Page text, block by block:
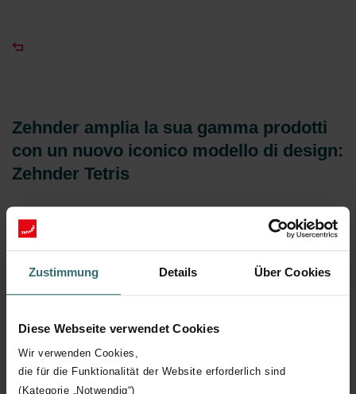
Zustimmung Details Über Cookies
Diese Webseite verwendet Cookies
Wir verwenden Cookies,
die für die Funktionalität der Website erforderlich sind
(Kategorie „Notwendig“)
Zehnder amplia la sua gamma prodotti
con un nuovo iconico modello di design:
Zehnder Tetris
11.03.2024
Zehnder, esperto di comfort indoor e leader nel mondo dei
Tetris, scaldasalviette che entrerà a far parte della gamma